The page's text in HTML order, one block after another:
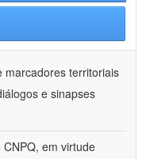
marcadores territoriais
e sinapses
em virtude